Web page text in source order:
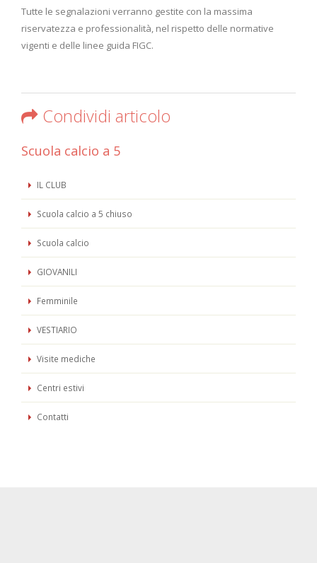
Tutte le segnalazioni verranno gestite con la massima
riservatezza e professionalità, nel rispetto delle normative
vigenti e delle linee guida FIGC.
Condividi articolo
Scuola calcio a 5
IL CLUB
Scuola calcio a 5 chiuso
Scuola calcio
GIOVANILI
Femminile
VESTIARIO
Visite mediche
Centri estivi
Contatti